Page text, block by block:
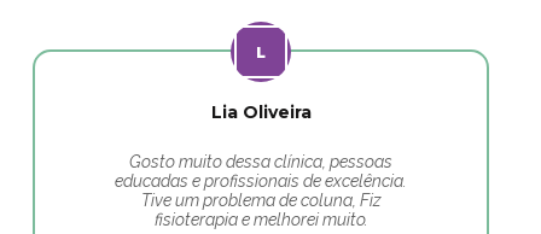
Lia Oliveira
Gosto muito dessa clínica, pessoas
educadas e profissionais de excelência.
Tive um problema de coluna, Fiz
fisioterapia e melhorei muito.